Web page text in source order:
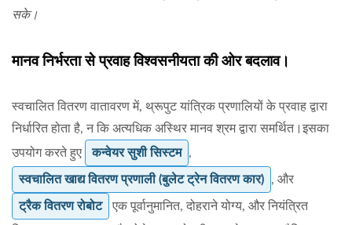
सके।
मानव निर्भरता से प्रवाह विश्वसनीयता की ओर बदलाव।
स्वचालित वितरण वातावरण में, थ्रूपुट यांत्रिक प्रणालियों के प्रवाह द्वारा
निर्धारित होता है, न कि अत्यधिक अस्थिर मानव श्रम द्वारा समर्थित।इसका
उपयोग करते हुए
कन्वेयर सुशी सिस्टम ,
स्वचालित खाद्य वितरण प्रणाली (बुलेट ट्रेन वितरण कार) , और
ट्रैक वितरण रोबोट
एक पूर्वानुमानित, दोहराने योग्य, और नियंत्रित